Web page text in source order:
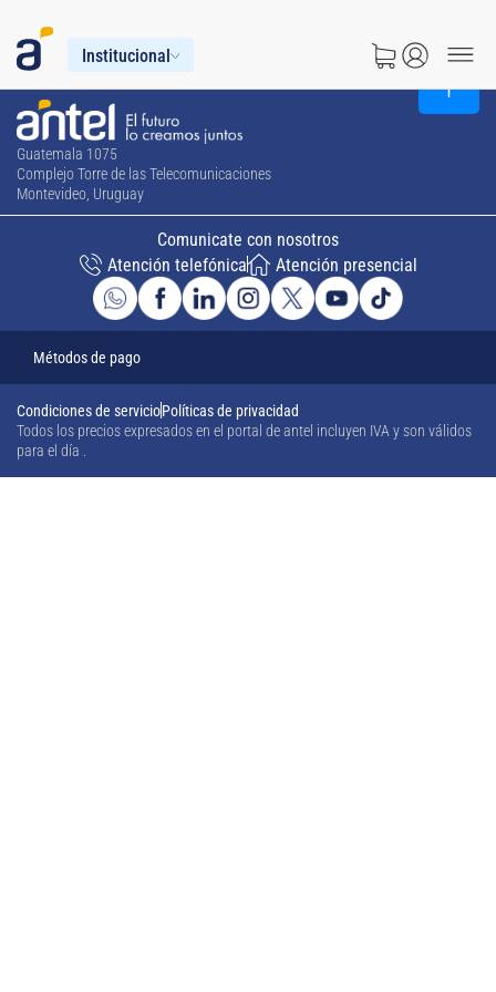
Institucional
Guatemala 1075
Complejo Torre de las Telecomunicaciones
Montevideo, Uruguay
Comunicate con nosotros
Atención telefónica
Atención presencial
Métodos de pago
Todos los precios expresados en el portal de antel incluyen IVA y son válidos
para el día
Condiciones de servicioPolíticas de privacidad